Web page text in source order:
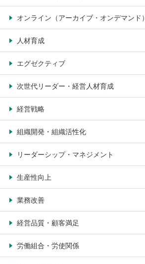
オンライン（アーカイブ・オンデマンド）
人材育成
エグゼクティブ
次世代リーダー・経営人材育成
経営戦略
組織開発・組織活性化
リーダーシップ・マネジメント
生産性向上
業務改善
経営品質・顧客満足
労働組合・労使関係